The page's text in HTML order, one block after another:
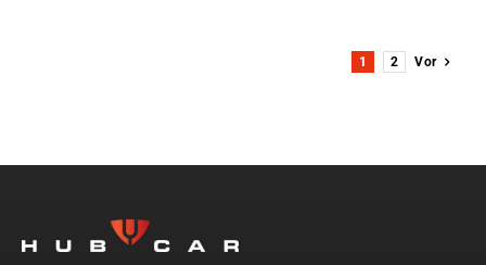
1 2 Vor